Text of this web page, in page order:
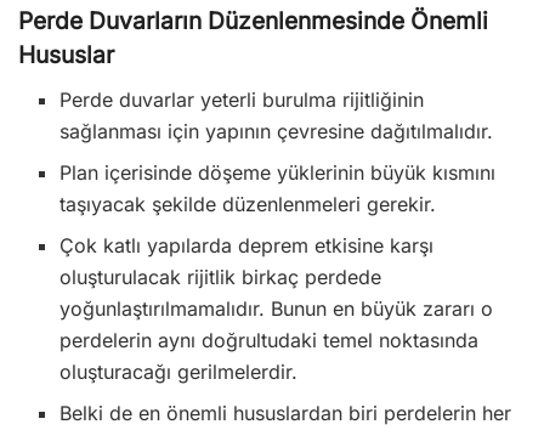
Perde Duvarların Düzenlenmesinde Önemli
Hususlar
Perde duvarlar yeterli burulma rijitliğinin
sağlanması için yapının çevresine dağıtılmalıdır.
Plan içerisinde döşeme yüklerinin büyük kısmını
taşıyacak şekilde düzenlenmeleri gerekir.
Çok katlı yapılarda deprem etkisine karşı
oluşturulacak rijitlik birkaç perdede
yoğunlaştırılmamalıdır. Bunun en büyük zararı o
perdelerin aynı doğrultudaki temel noktasında
oluşturacağı gerilmelerdir.
Belki de en önemli hususlardan biri perdelerin her